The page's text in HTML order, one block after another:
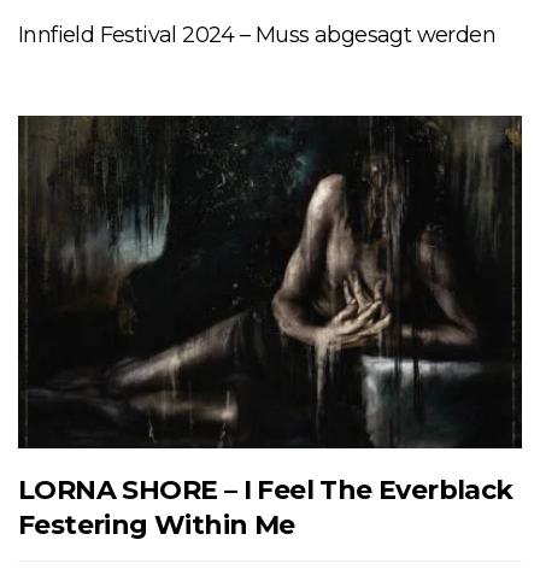
Innfield Festival 2024 – Muss abgesagt werden
LORNA SHORE – I Feel The Everblack
Festering Within Me